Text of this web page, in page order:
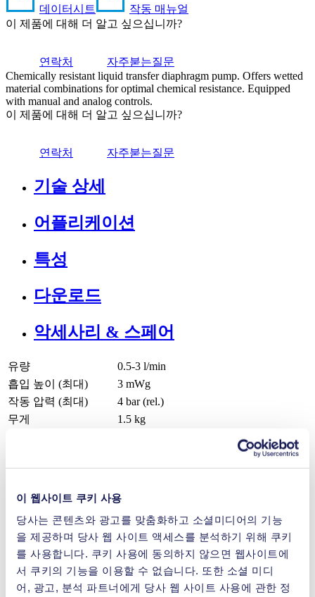
이 웹사이트 쿠키 사용
당사는 콘텐츠와 광고를 맞춤화하고 소셜미디어의 기능
을 제공하며 당사 웹 사이트 액세스를 분석하기 위해 쿠키
를 사용합니다. 쿠키 사용에 동의하지 않으면 웹사이트에
서 쿠키의 기능을 이용할 수 없습니다. 또한 소셜 미디
어, 광고, 분석 파트너에게 당사 웹 사이트 사용에 관한 정
데이터시트
작동 매뉴얼
이 제품에 대해 더 알고 싶으십니까?
연락처
자주붇는질문
Chemically resistant liquid transfer diaphragm pump. Offers wetted
material combinations for optimal chemical resistance. Equipped
with manual and analog controls.
이 제품에 대해 더 알고 싶으십니까?
연락처 자주붇는질문
기술 상세
어플리케이션
특성
다운로드
악세사리 & 스페어
유량
0.5-3 l/min
흡입 높이 (최대)
3 mWg
작동 압력 (최대)
4 bar (rel.)
무게
1.5 kg
밸브 재료 옵션
FFKM
펌프 헤드 재료 옵션
PTFE, PP, PVDF
액체 이송
혜택